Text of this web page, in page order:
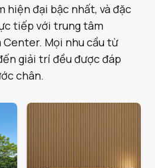
hiện đại bậc nhất, và đặc
tiếp với trung tâm
Mọi nhu cầu từ
giải trí đều được đáp
chân.